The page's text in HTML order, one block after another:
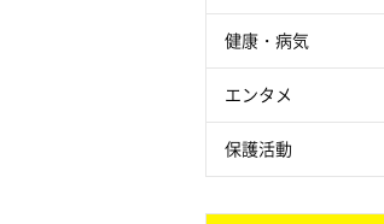
健康・病気
エンタメ
保護活動